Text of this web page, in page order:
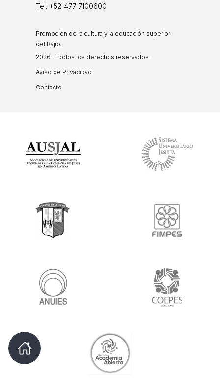
Tel. +52 477 7100600
Promoción de la cultura y la educación superior
del Bajío.
2026 - Todos los derechos reservados.
Aviso de Privacidad
Contacto